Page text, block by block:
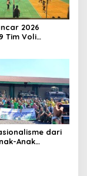
2026
Tim Voli
dari
Anak